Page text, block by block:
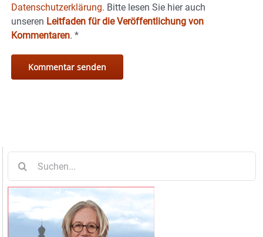
Datenschutzerklärung. Bitte lesen Sie hier auch
unseren Leitfaden für die Veröffentlichung von
Kommentaren. *
nach: